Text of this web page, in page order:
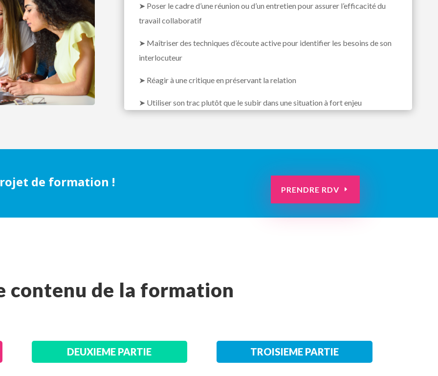
➤ Poser le cadre d’une réunion ou d’un entretien pour assurer l’efficacité du
travail collaboratif
➤ Maîtriser des techniques d’écoute active pour identifier les besoins de son
interlocuteur
➤ Réagir à une critique en préservant la relation
➤ Utiliser son trac plutôt que le subir dans une situation à fort enjeu
de formation ! PRENDRE RDV
contenu de la formation
DEUXIEME PARTIE TROISIEME PARTIE